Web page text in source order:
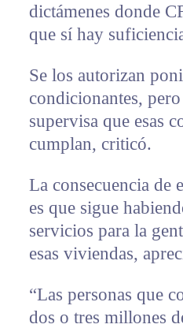
dictámenes donde
que sí hay
Se los autorizan
condicionantes,
supervisa que esas
cumplan, criticó.
La consecuencia de
es que sigue
servicios para la
esas viviendas,
“Las personas que
dos o tres millones